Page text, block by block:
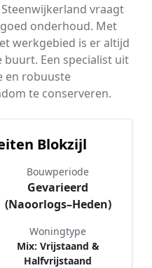
vraagt
onderhoud. Met
werkgebied is er altijd
buurt. Een specialist uit
en robuuste
te conserveren.
Blokzijl
Bouwperiode
Gevarieerd
(Naoorlogs–Heden)
Woningtype
Mix: Vrijstaand &
Halfvrijstaand